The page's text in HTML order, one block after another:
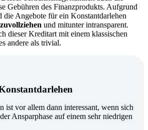
Gebühren des Finanzprodukts. Aufgrund
die Angebote für ein Konstantdarlehen
und mitunter intransparent.
dieser Kreditart mit einem klassischen
andere als trivial.
ist vor allem dann interessant, wenn sich
Ansparphase auf einem sehr niedrigen